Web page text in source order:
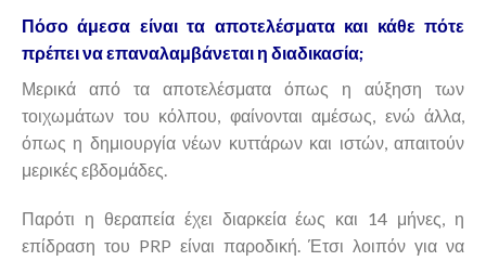
Πόσο άμεσα είναι τα αποτελέσματα και κάθε πότε
πρέπει να επαναλαμβάνεται η διαδικασία;
Μερικά από τα αποτελέσματα όπως η αύξηση των
τοιχωμάτων του κόλπου, φαίνονται αμέσως, ενώ άλλα,
όπως η δημιουργία νέων κυττάρων και ιστών, απαιτούν
μερικές εβδομάδες.
Παρότι η θεραπεία έχει διαρκεία έως και 14 μήνες, η
επίδραση του PRP είναι παροδική. Έτσι λοιπόν για να